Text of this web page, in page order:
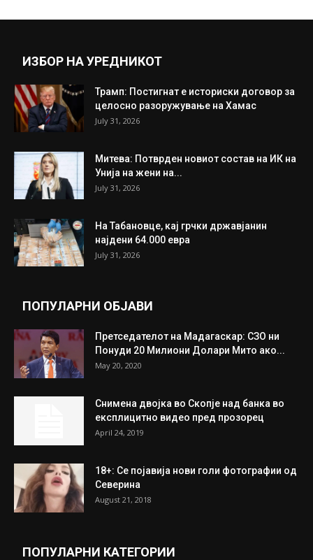
ИЗБОР НА УРЕДНИКОТ
Трамп: Постигнат е историски договор за
целосно разоружување на Хамас
July 31, 2026
Митева: Потврден новиот состав на ИК на
Унија на жени на...
July 31, 2026
На Табановце, кај грчки државјанин
најдени 64.000 евра
July 31, 2026
ПОПУЛАРНИ ОБЈАВИ
Претседателот на Мадагаскар: СЗО ни
Понуди 20 Милиони Долари Мито ако...
May 20, 2020
Снимена двојка во Скопје над банка во
експлицитно видео пред прозорец
April 24, 2019
18+: Се појавија нови голи фотографии од
Северина
August 21, 2018
ПОПУЛАРНИ КАТЕГОРИИ